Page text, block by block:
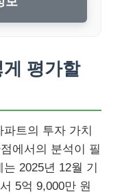
평가할
트의 투자 가치
에서의 분석이 필
2025년 12월 기
5억 9,000만 원